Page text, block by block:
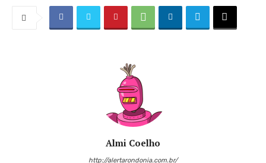
Almi Coelho
http://alertarondonia.com.br/